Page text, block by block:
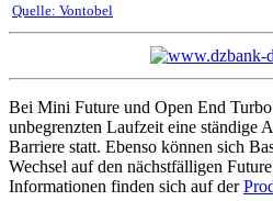
Quelle: Vontobel
Bei Mini Future und Open End
unbegrenzten Laufzeit eine ständige
Barriere statt. Ebenso können sich
Wechsel auf den nächstfälligen
Informationen finden sich auf der